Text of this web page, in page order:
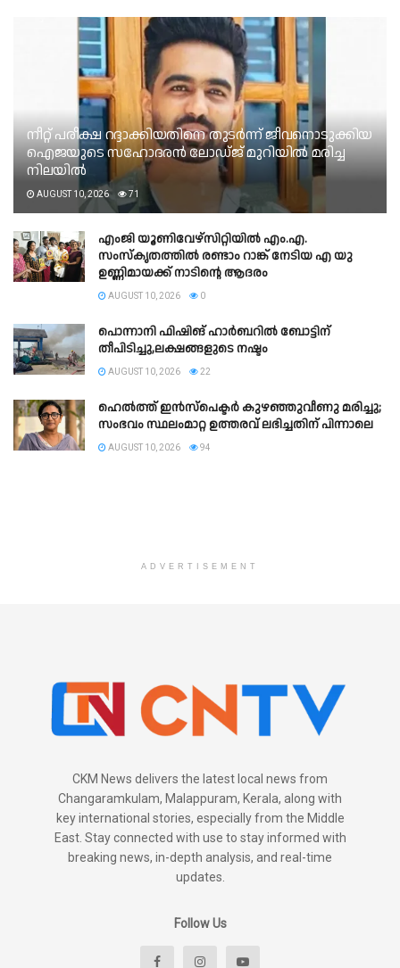
നീറ്റ് പരീക്ഷ റദ്ദാക്കിയതിനെ തുടർന്ന് ജീവനൊടുക്കിയ
ഐജയുടെ സഹോദരൻ ലോഡ്‌ജ് മുറിയിൽ മരിച്ച
നിലയിൽ
AUGUST 10, 2026 71
എംജി യൂണിവേഴ്സിറ്റിയിൽ എം.എ.
സംസ്കൃതത്തിൽ രണ്ടാം റാങ്ക് നേടിയ എ യു
ഉണ്ണിമായക്ക് നാടിന്റെ ആദരം
AUGUST 10, 2026 0
പൊന്നാനി ഫിഷിങ് ഹാര്‍ബറില്‍ ബോട്ടിന്
തീപിടിച്ചു,ലക്ഷങ്ങളുടെ നഷ്ടം
AUGUST 10, 2026 22
ഹെൽത്ത് ഇൻസ്പെക്ടർ കുഴഞ്ഞുവീണു മരിച്ചു;
സംഭവം സ്ഥലംമാറ്റ ഉത്തരവ് ലഭിച്ചതിന് പിന്നാലെ
AUGUST 10, 2026 94
ADVERTISEMENT
CKM News delivers the latest local news from
Changaramkulam, Malappuram, Kerala, along with
key international stories, especially from the Middle
East. Stay connected with use to stay informed with
breaking news, in-depth analysis, and real-time
updates.
Follow Us